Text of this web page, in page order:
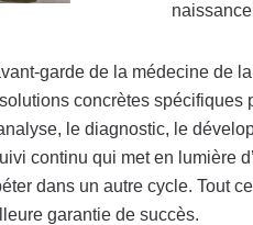
garde de la médecine de
concrètes
le diagnostic, le
continu qui met en lumière
dans un autre cycle. Tout
garantie de succès.